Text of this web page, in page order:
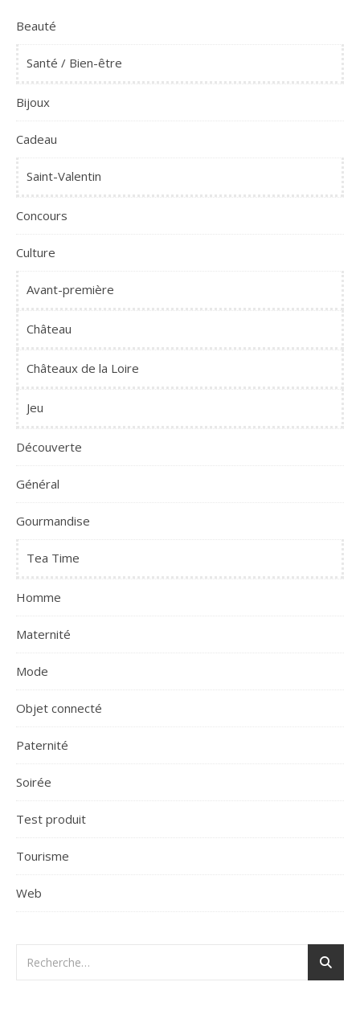
Beauté
Santé / Bien-être
Bijoux
Cadeau
Saint-Valentin
Concours
Culture
Avant-première
Château
Châteaux de la Loire
Jeu
Découverte
Général
Gourmandise
Tea Time
Homme
Maternité
Mode
Objet connecté
Paternité
Soirée
Test produit
Tourisme
Web